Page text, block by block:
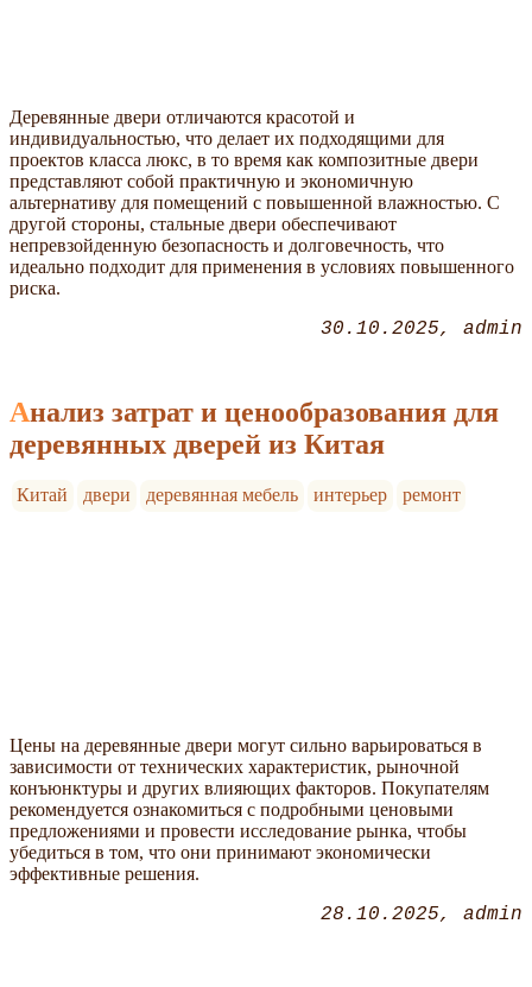
Деревянные двери отличаются красотой и
индивидуальностью, что делает их подходящими для
проектов класса люкс, в то время как композитные двери
представляют собой практичную и экономичную
альтернативу для помещений с повышенной влажностью. С
другой стороны, стальные двери обеспечивают
непревзойденную безопасность и долговечность, что
идеально подходит для применения в условиях повышенного
риска.
30.10.2025 admin
Анализ затрат и ценообразования для
деревянных дверей из Китая
Китай двери деревянная мебель интерьер ремонт
Цены на деревянные двери могут сильно варьироваться в
зависимости от технических характеристик, рыночной
конъюнктуры и других влияющих факторов. Покупателям
рекомендуется ознакомиться с подробными ценовыми
предложениями и провести исследование рынка, чтобы
убедиться в том, что они принимают экономически
эффективные решения.
28.10.2025 admin